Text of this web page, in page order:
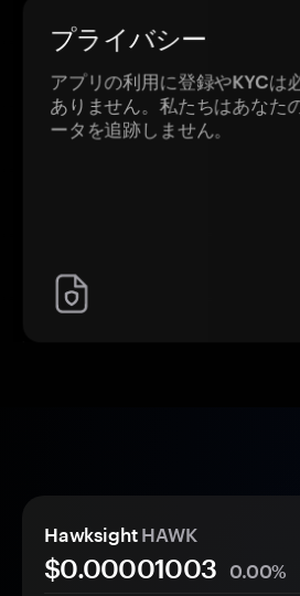
プライバシー
アプリの利用に登録やKYCは
ありません。私たちはあなた
ータを追跡しません。
Hawksight HAWK
$0.00001003 0.00%